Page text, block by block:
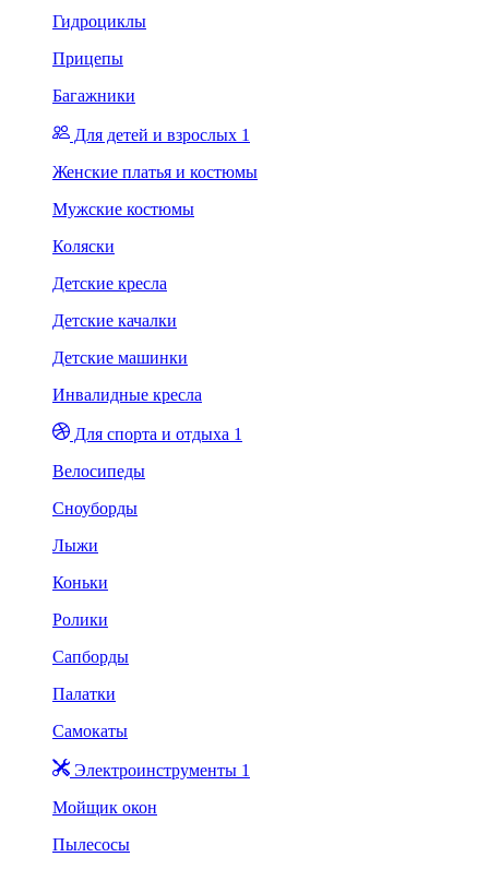
Гидроциклы
Прицепы
Багажники
Для детей и взрослых 1
Женские платья и костюмы
Мужские костюмы
Коляски
Детские кресла
Детские качалки
Детские машинки
Инвалидные кресла
Для спорта и отдыха 1
Велосипеды
Сноуборды
Лыжи
Коньки
Ролики
Сапборды
Палатки
Самокаты
Электроинструменты 1
Мойщик окон
Пылесосы